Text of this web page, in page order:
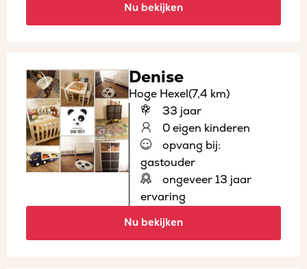
Nu bekijken
Denise
Hoge Hexel(7,4 km)
33 jaar
0 eigen kinderen
opvang bij:
gastouder
ongeveer 13 jaar
ervaring
Nu bekijken